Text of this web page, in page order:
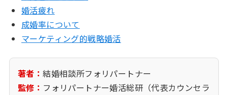
婚活疲れ
成婚率について
マーケティング的戦略婚活
著者：結婚相談所フォリパートナー
監修： フォリパートナー婚活総研（代表カウンセラ